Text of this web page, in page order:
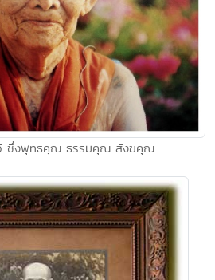
ว้ ซึ่งพุทธคุณ ธรรมคุณ สังฆคุณ